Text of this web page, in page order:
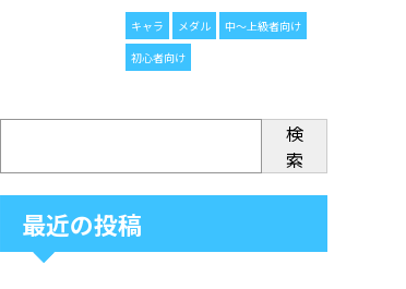
キャラ メダル
中〜上級者向け
初心者向け
検
索
最近の投稿